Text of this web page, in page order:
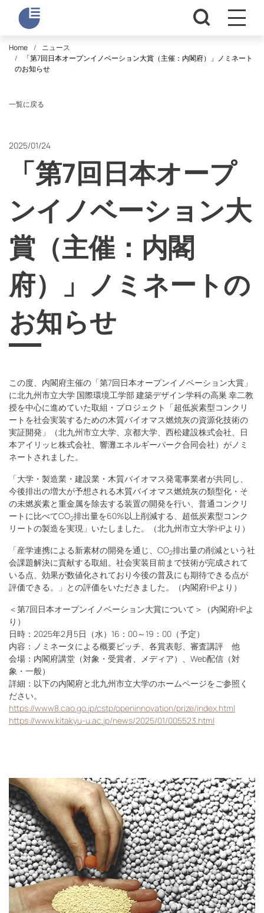
Home
ニュース
「第7回日本オープンイノベーション大賞（主催：内閣府）」ノミネート
のお知らせ
一覧に戻る
2025/01/24
「第7回日本オープ
ンイノベーション大
賞（主催：内閣
府）」ノミネートの
お知らせ
この度、内閣府主催の「第7回日本オープンイノベーション大賞」
に北九州市立大学 国際環境工学部 建築デザイン学科の高巣 幸二教
授を中心に進めていた取組・プロジェクト「超低炭素型コンクリ
ートを社会実装するための木質バイオマス燃焼灰の資源化技術の
実証開発」（北九州市立大学、京都大学、西松建設株式会社、日
本アイリッヒ株式会社、響灘エネルギーパーク合同会社）がノミ
ネートされました。
「大学・製造業・建設業・木質バイオマス発電事業者が共同し、
今後排出の増大が予想される木質バイオマス燃焼灰の類型化・そ
の未燃炭素と重金属を除去する装置の開発を行い、普通コンクリ
ートに比べてCO2排出量を60%以上削減する、超低炭素型コンク
リートの製造を実現」いたしました。（北九州市立大学HPより）
「産学連携による新素材の開発を通じ、CO2排出量の削減という社
会課題解決に貢献する取組。社会実装目前まで技術が完成されて
いる点、効果が数値化されており今後の普及にも期待できる点が
評価できる。」との評価をいただきました。（内閣府HPより）
＜第7回日本オープンイノベーション大賞について＞（内閣府HPよ
り）
日時：2025年2月5日（水）16：00～19：00（予定）
内容：ノミネータによる概要ピッチ、各賞表彰、審査講評 他
会場：内閣府講堂（対象・受賞者、メディア）、Web配信（対
象・一般）
詳細：以下の内閣府と北九州市立大学のホームページをご参照く
ださい。
https://www8.cao.go.jp/cstp/openinnovation/prize/index.html
https://www.kitakyu-u.ac.jp/news/2025/01/005523.html